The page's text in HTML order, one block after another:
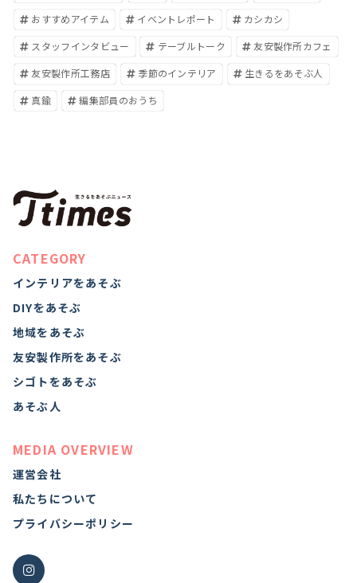
おすすめアイテム
イベントレポート
カシカシ
スタッフインタビュー
テーブルトーク
友安製作所カフェ
友安製作所工務店
季節のインテリア
生きるをあそぶ人
真鍮
編集部員のおうち
CATEGORY
インテリアをあそぶ
DIYをあそぶ
地域をあそぶ
友安製作所をあそぶ
シゴトをあそぶ
あそぶ人
MEDIA OVERVIEW
運営会社
私たちについて
プライバシーポリシー